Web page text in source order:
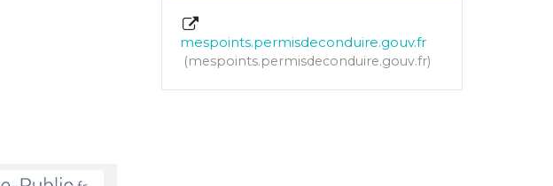
mespoints.permisdeconduire.gouv.fr
mespoints.permisdeconduire.gouv.fr